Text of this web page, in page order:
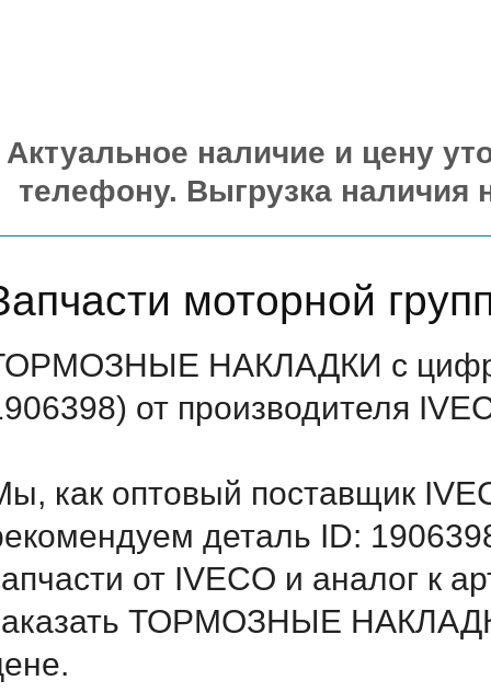
Актуальное наличие и цену
телефону. Выгрузка наличия
моторной
НАКЛАДКИ с
от производителя
как оптовый поставщик
деталь ID:
от IVECO и аналог к
ТОРМОЗНЫЕ